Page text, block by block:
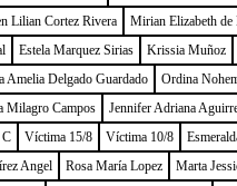
Lilian Cortez Rivera Mirian Elizabeth de
Estela Marquez Sirias Krissia Muñoz
Amelia Delgado Guardado Ordina
Milagro Campos Jennifer Adriana
C Víctima 15/8 Víctima 10/8
Angel Rosa María Lopez Marta